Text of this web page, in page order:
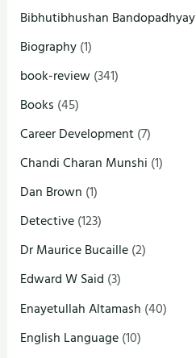
Bibhutibhushan Bandopadhyay
Biography(1)
book-review(341)
Books (45)
Career Development(7)
Chandi Charan Munshi (1)
Dan Brown (1)
Detective(123)
Dr Maurice Bucaille(2)
Edward W Said (3)
Enayetullah Altamash (40)
English Language(10)